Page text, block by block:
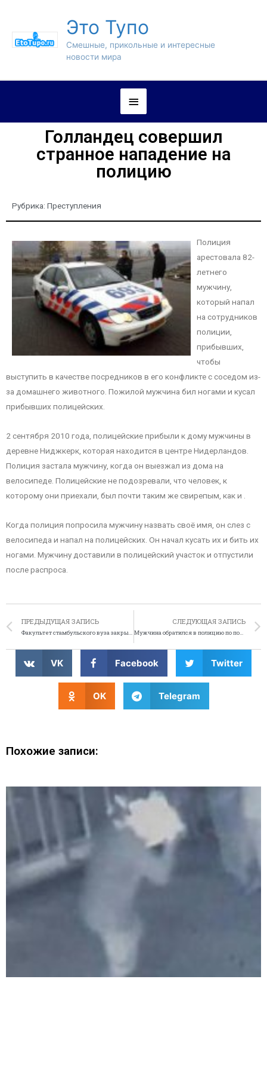
Это Тупо
Смешные, прикольные и интересные
новости мира
Голландец совершил
странное нападение на
полицию
Рубрика: Преступления
Полиция
арестовала 82-
летнего
мужчину,
который напал
на сотрудников
полиции,
прибывших,
чтобы
выступить в качестве посредников в его конфликте с соседом из-
за домашнего животного. Пожилой мужчина бил ногами и кусал
прибывших полицейских.
2 сентября 2010 года, полицейские прибыли к дому мужчины в
деревне Ниджкерк, которая находится в центре Нидерландов.
Полиция застала мужчину, когда он выезжал из дома на
велосипеде. Полицейские не подозревали, что человек, к
которому они приехали, был почти таким же свирепым, как и .
Когда полиция попросила мужчину назвать своё имя, он слез с
велосипеда и напал на полицейских. Он начал кусать их и бить их
ногами. Мужчину доставили в полицейский участок и отпустили
после распроса.
ПРЕДЫДУЩАЯ ЗАПИСЬ
Факультет стамбульского вуза закрыт из-за порнодиплома
СЛЕДУЮЩАЯ ЗАПИСЬ
Мужчина обратился в полицию по поводу украденных наркотиков
VK Facebook Twitter
OK Telegram
Похожие записи: